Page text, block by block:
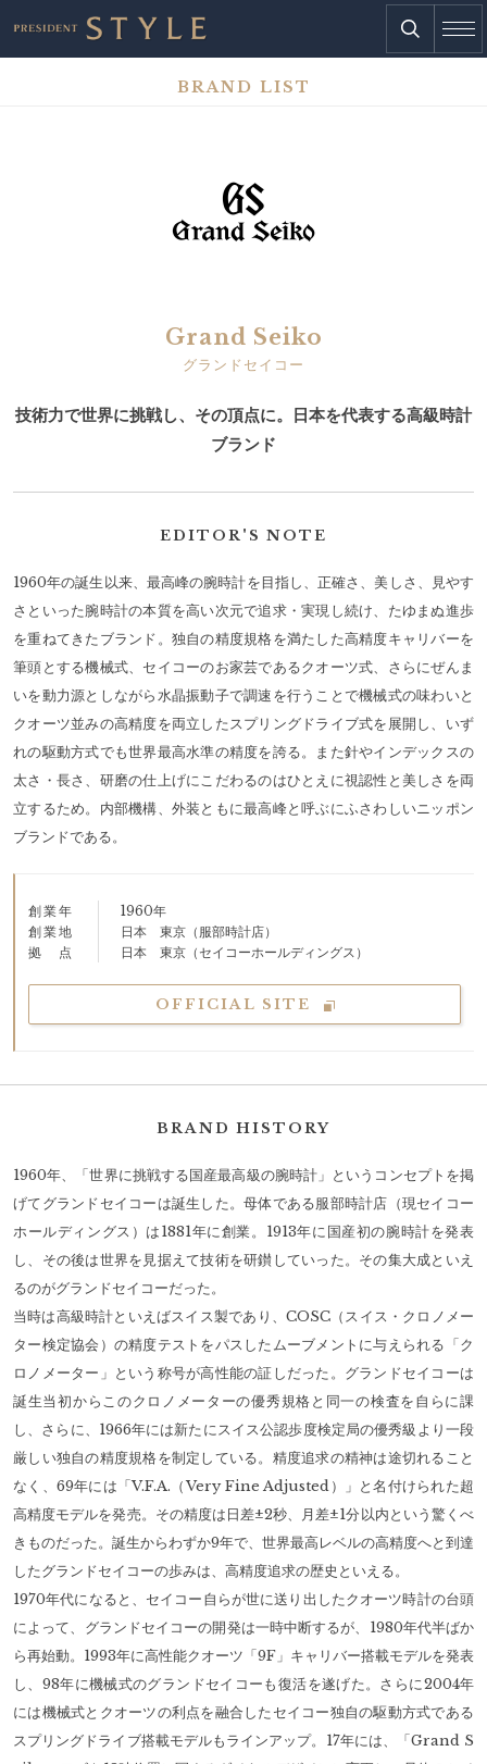
BRAND LIST
Grand Seiko
グランドセイコー
技術力で世界に挑戦し、その頂点に。日本を代表する高級時計
ブランド
EDITOR'S NOTE
1960年の誕生以来、最高峰の腕時計を目指し、正確さ、美しさ、見やす
さといった腕時計の本質を高い次元で追求・実現し続け、たゆまぬ進歩
を重ねてきたブランド。独自の精度規格を満たした高精度キャリバーを
筆頭とする機械式、セイコーのお家芸であるクオーツ式、さらにぜんま
いを動力源としながら水晶振動子で調速を行うことで機械式の味わいと
クオーツ並みの高精度を両立したスプリングドライブ式を展開し、いず
れの駆動方式でも世界最高水準の精度を誇る。また針やインデックスの
太さ・長さ、研磨の仕上げにこだわるのはひとえに視認性と美しさを両
立するため。内部機構、外装ともに最高峰と呼ぶにふさわしいニッポン
ブランドである。
創業年
1960年
創業地
日本 東京（服部時計店）
拠点
日本 東京（セイコーホールディングス）
OFFICIAL SITE
BRAND HISTORY
1960年、「世界に挑戦する国産最高級の腕時計」というコンセプトを掲
げてグランドセイコーは誕生した。母体である服部時計店（現セイコー
ホールディングス）は1881年に創業。1913年に国産初の腕時計を発表
し、その後は世界を見据えて技術を研鑚していった。その集大成といえ
るのがグランドセイコーだった。
当時は高級時計といえばスイス製であり、COSC（スイス・クロノメー
ター検定協会）の精度テストをパスしたムーブメントに与えられる「ク
ロノメーター」という称号が高性能の証しだった。グランドセイコーは
誕生当初からこのクロノメーターの優秀規格と同一の検査を自らに課
し、さらに、1966年には新たにスイス公認歩度検定局の優秀級より一段
厳しい独自の精度規格を制定している。精度追求の精神は途切れること
なく、69年には「V.F.A.（Very Fine Adjusted）」と名付けられた超
高精度モデルを発売。その精度は日差±2秒、月差±1分以内という驚くべ
きものだった。誕生からわずか9年で、世界最高レベルの高精度へと到達
したグランドセイコーの歩みは、高精度追求の歴史といえる。
1970年代になると、セイコー自らが世に送り出したクオーツ時計の台頭
によって、グランドセイコーの開発は一時中断するが、1980年代半ばか
ら再始動。1993年に高性能クオーツ「9F」キャリバー搭載モデルを発表
し、98年に機械式のグランドセイコーも復活を遂げた。さらに2004年
には機械式とクオーツの利点を融合したセイコー独自の駆動方式である
スプリングドライブ搭載モデルもラインアップ。17年には、「Grand S